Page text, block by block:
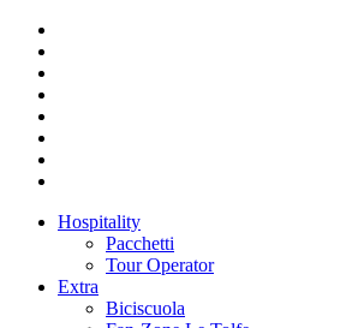
Hospitality
Pacchetti
Tour Operator
Extra
Biciscuola